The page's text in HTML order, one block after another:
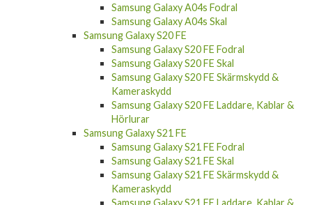
Samsung Galaxy A04s Fodral
Samsung Galaxy A04s Skal
Samsung Galaxy S20 FE
Samsung Galaxy S20 FE Fodral
Samsung Galaxy S20 FE Skal
Samsung Galaxy S20 FE Skärmskydd &
Kameraskydd
Samsung Galaxy S20 FE Laddare, Kablar &
Hörlurar
Samsung Galaxy S21 FE
Samsung Galaxy S21 FE Fodral
Samsung Galaxy S21 FE Skal
Samsung Galaxy S21 FE Skärmskydd &
Kameraskydd
Samsung Galaxy S21 FE Laddare, Kablar &